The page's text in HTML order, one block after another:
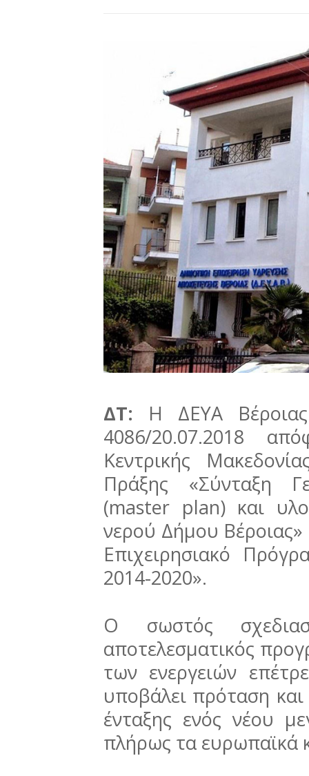
ΔΤ: Η ΔΕΥΑ
4086/20.07.2018
Κεντρικής
Πράξης «Σύνταξη
(master plan) και
νερού Δήμου
Επιχειρησιακό
2014-2020».
Ο σωστός
αποτελεσματικός
των ενεργειών
υποβάλει πρόταση και
ένταξης ενός νέου
πλήρως τα ευρωπαϊκά